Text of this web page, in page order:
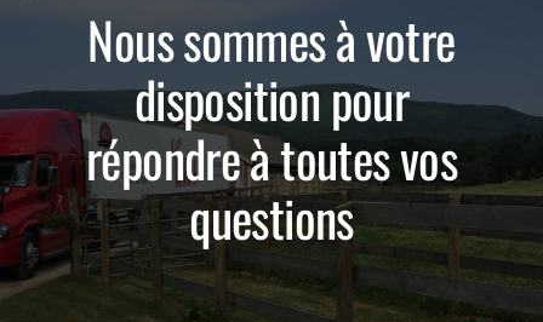
Nous sommes à votre
disposition pour
répondre à toutes vos
questions